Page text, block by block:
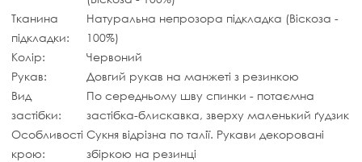
Тканина
підкладки:
Натуральна непрозора підкладка (Віскоза -
100%)
Колір:
Червоний
Рукав:
Довгий рукав на манжеті з резинкою
Вид
застібки:
По середньому шву спинки - потаємна
застібка-блискавка, зверху маленький ґудзик
Особливості
крою:
Сукня відрізна по талії. Рукави декоровані
збіркою на резинці